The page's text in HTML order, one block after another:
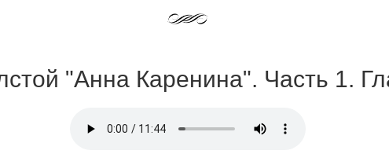
"Анна Каренина". Часть 1.